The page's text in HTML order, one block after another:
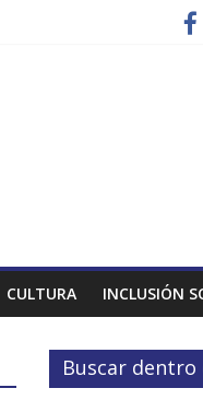
CULTURA INCLUSIÓN
Buscar